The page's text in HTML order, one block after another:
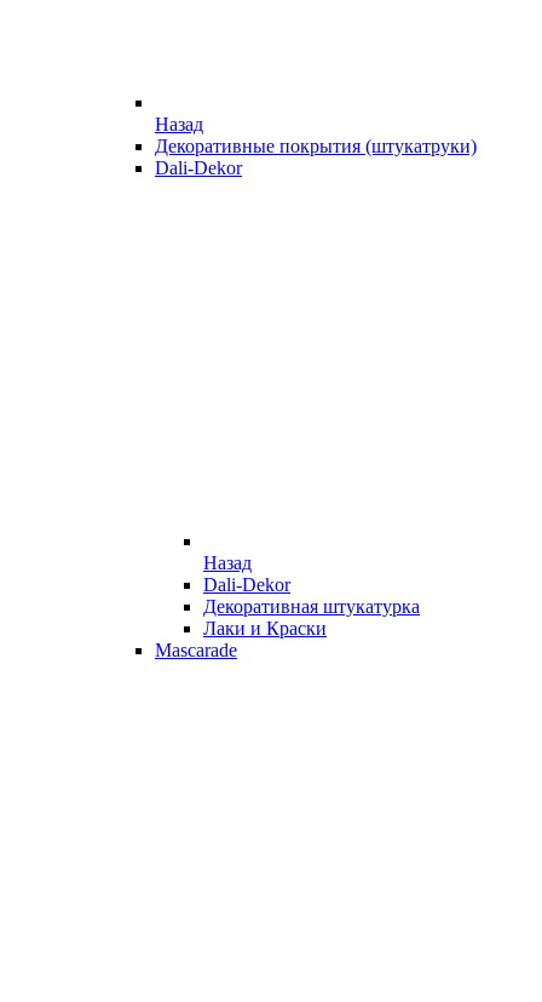
Назад
Декоративные покрытия (штукатруки)
Dali-Dekor
Назад
Dali-Dekor
Декоративная штукатурка
Лаки и Краски
Mascarade